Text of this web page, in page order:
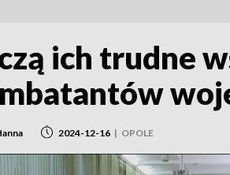
ich trudne
2024-12-16 | OPOLE